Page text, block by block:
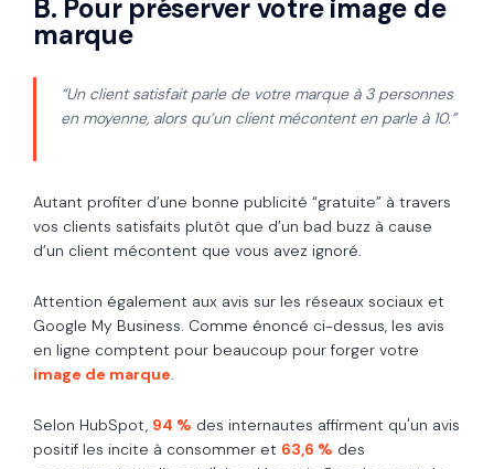
B. Pour préserver votre image de
marque
“Un client satisfait parle de votre marque à 3 personnes
en moyenne, alors qu’un client mécontent en parle à 10.”
Autant profiter d’une bonne publicité “gratuite” à travers
vos clients satisfaits plutôt que d’un bad buzz à cause
d’un client mécontent que vous avez ignoré.
Attention également aux avis sur les réseaux sociaux et
Google My Business. Comme énoncé ci-dessus, les avis
en ligne comptent pour beaucoup pour forger votre
image de marque.
Selon HubSpot, 94 % des internautes affirment qu'un avis
positif les incite à consommer et 63,6 % des